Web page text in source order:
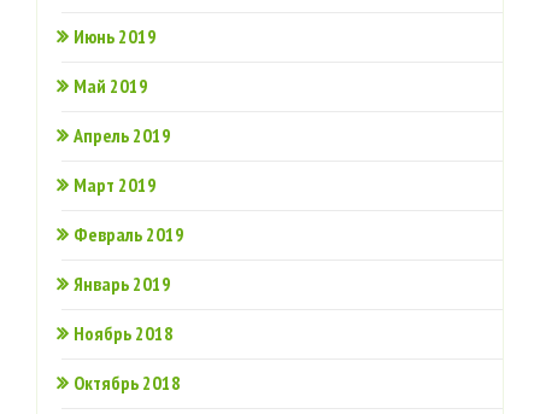
Июнь 2019
Май 2019
Апрель 2019
Март 2019
Февраль 2019
Январь 2019
Ноябрь 2018
Октябрь 2018